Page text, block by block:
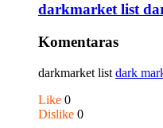
darkmarket list
Komentaras
darkmarket list dark
Like 0
Dislike 0